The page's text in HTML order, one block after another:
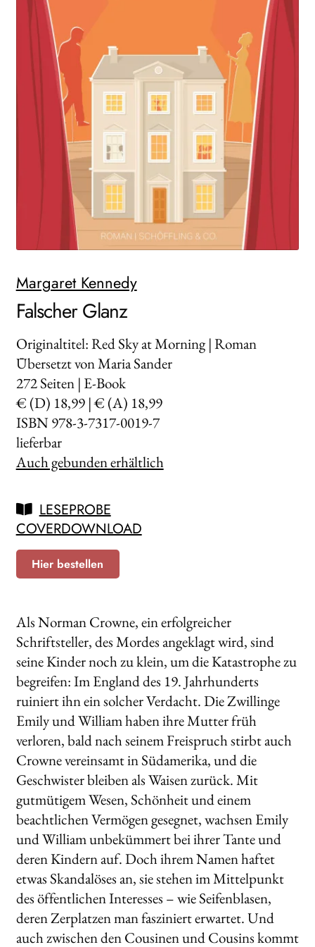
AKTUELLES
NEWSLETTER
WEITERE VERLAGE
Search:
Margaret Kennedy
Falscher Glanz
Originaltitel: Red Sky at Morning | Roman
Übersetzt von Maria Sander
272Seiten | E-Book
€ (D) 18,99 | € (A) 18,99
ISBN 978-3-7317-0019-7
lieferbar
Auch gebunden erhältlich
LESEPROBE
COVERDOWNLOAD
Hier bestellen
Als Norman Crowne, ein erfolgreicher
Schriftsteller, des Mordes angeklagt wird, sind
seine Kinder noch zu klein, um die Katastrophe zu
begreifen: Im England des 19. Jahrhunderts
ruiniert ihn ein solcher Verdacht. Die Zwillinge
Emily und William haben ihre Mutter früh
verloren, bald nach seinem Freispruch stirbt auch
Crowne vereinsamt in Südamerika, und die
Geschwister bleiben als Waisen zurück. Mit
gutmütigem Wesen, Schönheit und einem
beachtlichen Vermögen gesegnet, wachsen Emily
und William unbekümmert bei ihrer Tante und
deren Kindern auf. Doch ihrem Namen haftet
etwas Skandalöses an, sie stehen im Mittelpunkt
des öffentlichen Interesses – wie Seifenblasen,
deren Zerplatzen man fasziniert erwartet. Und
auch zwischen den Cousinen und Cousins kommt